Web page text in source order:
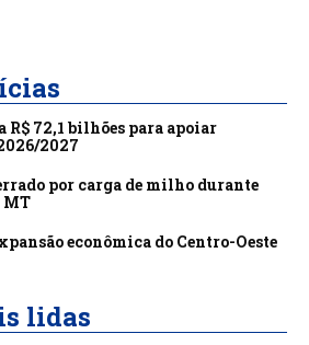
72,1 bilhões para apoiar
2027
por carga de milho durante
MT
econômica do Centro-Oeste
lidas